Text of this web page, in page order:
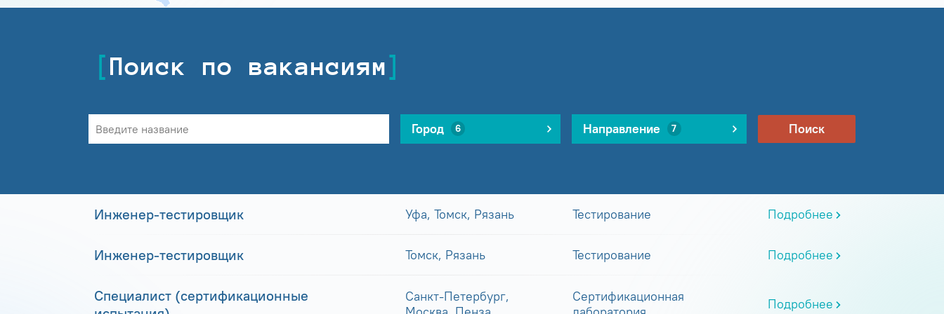
Поиск по вакансиям
Город 6 Направление 7 Поиск
Инженер-тестировщик Уфа, Томск, Рязань Тестирование Подробнее
Инженер-тестировщик Томск, Рязань Тестирование Подробнее
Специалист (сертификационные
Санкт-Петербург,
Сертификационная
Подробнее